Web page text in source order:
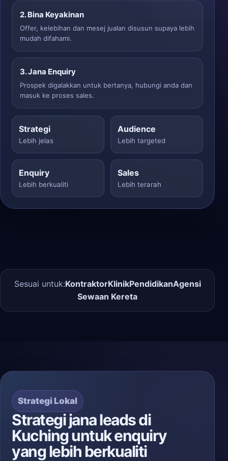
2. Bina Keyakinan
Offer, kelebihan dan mesej jualan disusun supaya lebih
mudah difahami.
3. Jana Enquiry
Prospek digalakkan untuk bertanya, hubungi anda dan
masuk ke proses sales.
Strategi
Lebih jelas
Audience
Lebih targeted
Enquiry
Lebih berkualiti
Sales
Lebih terarah
Sesuai untuk:KontraktorKlinikPendidikanAgensi
Sewaan Kereta
Strategi Lokal
Strategi jana leads di
Kuching untuk enquiry
yang lebih berkualiti